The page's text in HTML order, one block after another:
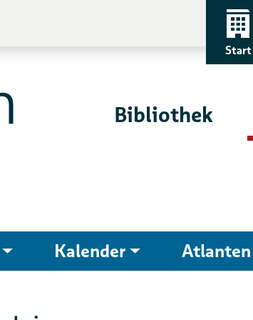
Start
Bibliothek
Kalender Atlanten